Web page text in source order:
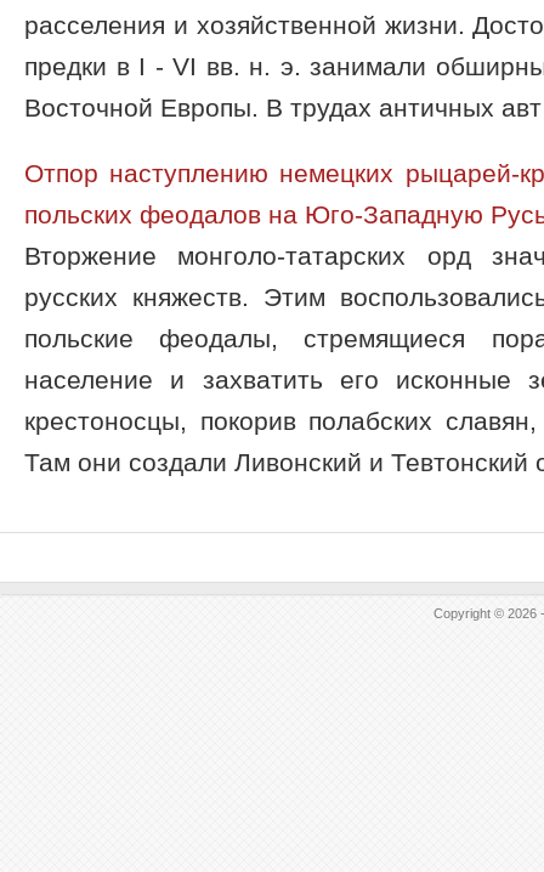
расселения и хозяйственной жизни.
предки в I - VI вв. н. э. занимали
Восточной Европы. В трудах античных
Отпор наступлению немецких рыцарей-
польских феодалов на Юго-Западную
Вторжение монголо-татарских орд
русских княжеств. Этим
польские феодалы, стремящиеся
население и захватить его исконные
крестоносцы, покорив полабских
Там они создали Ливонский и Тевтонский
Copyright © 2026